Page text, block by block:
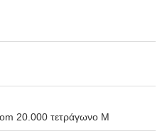
20.000 τετράγωνο Μ